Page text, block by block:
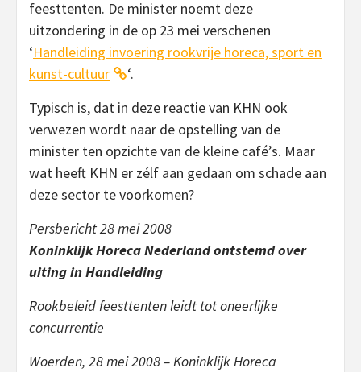
feesttenten. De minister noemt deze
uitzondering in de op 23 mei verschenen
‘Handleiding invoering rookvrije horeca, sport en
kunst-cultuur
‘.
Typisch is, dat in deze reactie van KHN ook
verwezen wordt naar de opstelling van de
minister ten opzichte van de kleine café’s. Maar
wat heeft KHN er zélf aan gedaan om schade aan
deze sector te voorkomen?
Persbericht 28 mei 2008
Koninklijk Horeca Nederland ontstemd over
uiting in Handleiding
Rookbeleid feesttenten leidt tot oneerlijke
concurrentie
Woerden, 28 mei 2008 – Koninklijk Horeca